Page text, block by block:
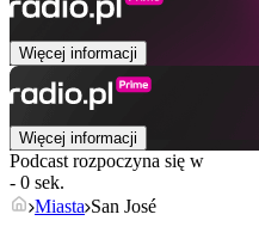
Więcej informacji
Więcej informacji
Podcast rozpoczyna się w
- 0 sek.
Miasta San José